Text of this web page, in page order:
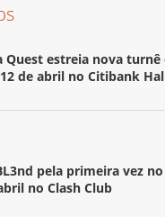
Quest estreia nova turnê
de abril no Citibank
pela primeira vez
no Clash Club